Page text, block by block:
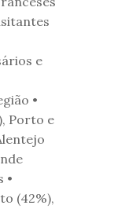
e
•
Porto e
•
(42%),